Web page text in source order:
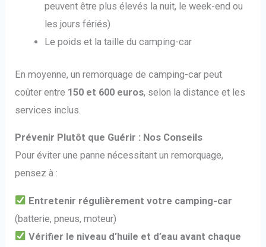
peuvent être plus élevés la nuit, le week-end ou
les jours fériés)
Le poids et la taille du camping-car
En moyenne, un remorquage de camping-car peut
coûter entre 150 et 600 euros, selon la distance et les
services inclus.
Prévenir Plutôt que Guérir : Nos Conseils
Pour éviter une panne nécessitant un remorquage,
pensez à :
Entretenir régulièrement votre camping-car
(batterie, pneus, moteur)
Vérifier le niveau d’huile et d’eau avant chaque